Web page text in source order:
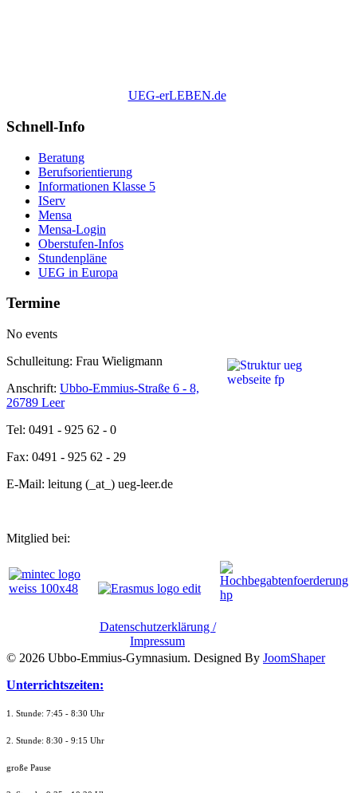
UEG-erLEBEN.de
Schnell-Info
Beratung
Berufsorientierung
Informationen Klasse 5
IServ
Mensa
Mensa-Login
Oberstufen-Infos
Stundenpläne
UEG in Europa
Termine
No events
Schulleitung: Frau Wieligmann
Anschrift: Ubbo-Emmius-Straße 6 - 8,
26789 Leer
Tel: 0491 - 925 62 - 0
Fax: 0491 - 925 62 - 29
E-Mail: leitung (_at_) ueg-leer.de
Mitglied bei:
Datenschutzerklärung /
Impressum
© 2026 Ubbo-Emmius-Gymnasium. Designed By JoomShaper
Unterrichtszeiten:
1. Stunde: 7:45 - 8:30 Uhr
2. Stunde: 8:30 - 9:15 Uhr
große Pause